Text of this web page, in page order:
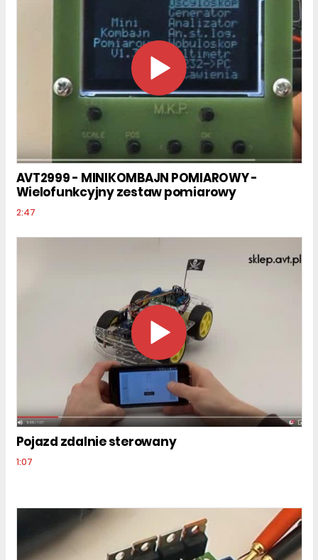
AVT2999 - MINIKOMBAJN POMIAROWY -
Wielofunkcyjny zestaw pomiarowy
2:47
Pojazd zdalnie sterowany
1:07